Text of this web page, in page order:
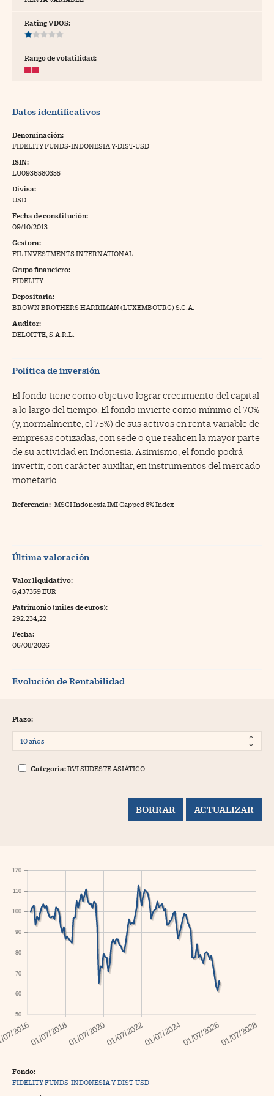
Pyme
a Cinco Días
Rating VDOS:
Rango de volatilidad:
Datos identificativos
Denominación:
FIDELITY FUNDS-INDONESIA Y-DIST-USD
ISIN:
LU0936580355
Divisa:
USD
Fecha de constitución:
09/10/2013
Gestora:
FIL INVESTMENTS INTERNATIONAL
Grupo financiero:
FIDELITY
Depositaria:
BROWN BROTHERS HARRIMAN (LUXEMBOURG) S.C.A.
Auditor:
DELOITTE, S.A.R.L.
Política de inversión
El fondo tiene como objetivo lograr crecimiento del capital
a lo largo del tiempo. El fondo invierte como mínimo el 70%
(y, normalmente, el 75%) de sus activos en renta variable de
empresas cotizadas, con sede o que realicen la mayor parte
de su actividad en Indonesia. Asimismo, el fondo podrá
invertir, con carácter auxiliar, en instrumentos del mercado
monetario.
Referencia: MSCI Indonesia IMI Capped 8% Index
Última valoración
Valor liquidativo:
6,437359 EUR
Patrimonio (miles de euros):
292.234,22
Fecha:
06/08/2026
Evolución de Rentabilidad
Plazo:
Categoría:RVI SUDESTE ASIÁTICO
50
60
70
80
90
100
110
120
Fondo:
FIDELITY FUNDS-INDONESIA Y-DIST-USD